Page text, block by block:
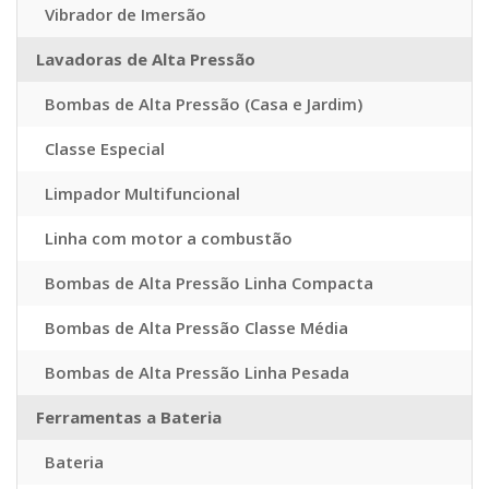
Vibrador de Imersão
Lavadoras de Alta Pressão
Bombas de Alta Pressão (Casa e Jardim)
Classe Especial
Limpador Multifuncional
Linha com motor a combustão
Bombas de Alta Pressão Linha Compacta
Bombas de Alta Pressão Classe Média
Bombas de Alta Pressão Linha Pesada
Ferramentas a Bateria
Bateria